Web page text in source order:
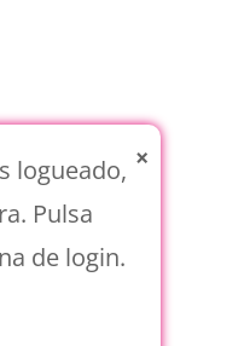
×
logueado,
Pulsa
de login.